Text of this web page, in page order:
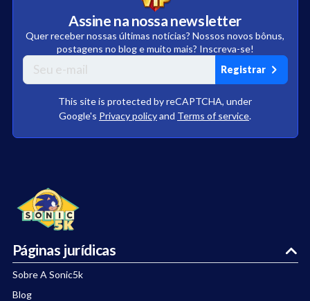
Assine na nossa newsletter
Quer receber nossas últimas notícias? Nossos novos bônus,
postagens no blog e muito mais? Inscreva-se!
Registrar
This site is protected by reCAPTCHA, under
Google's Privacy policyand Terms of service.
Páginas jurídicas
Sobre A Sonic5k
Blog